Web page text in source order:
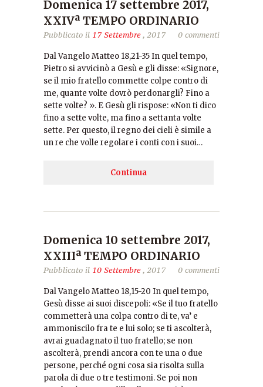
Domenica 17 settembre 2017,
XXIVª TEMPO ORDINARIO
Pubblicato il 17 Settembre, 2017 0 commenti
Dal Vangelo Matteo 18,21-35 In quel tempo,
Pietro si avvicinò a Gesù e gli disse: «Signore,
se il mio fratello commette colpe contro di
me, quante volte dovrò perdonargli? Fino a
sette volte? ». E Gesù gli rispose: «Non ti dico
fino a sette volte, ma fino a settanta volte
sette. Per questo, il regno dei cieli è simile a
un re che volle regolare i conti con i suoi…
Continua
Domenica 10 settembre 2017,
XXIIIª TEMPO ORDINARIO
Pubblicato il 10 Settembre, 2017 0 commenti
Dal Vangelo Matteo 18,15-20 In quel tempo,
Gesù disse ai suoi discepoli: «Se il tuo fratello
commetterà una colpa contro di te, va’ e
ammoniscilo fra te e lui solo; se ti ascolterà,
avrai guadagnato il tuo fratello; se non
ascolterà, prendi ancora con te una o due
persone, perché ogni cosa sia risolta sulla
parola di due o tre testimoni. Se poi non